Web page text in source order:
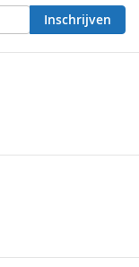
Inschrijven